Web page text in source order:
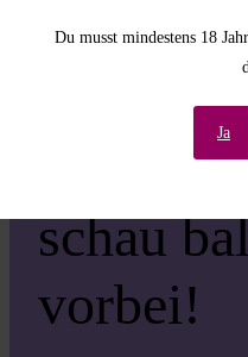
Du musst mindestens 18
Ja
Wir
schau
vorbei!